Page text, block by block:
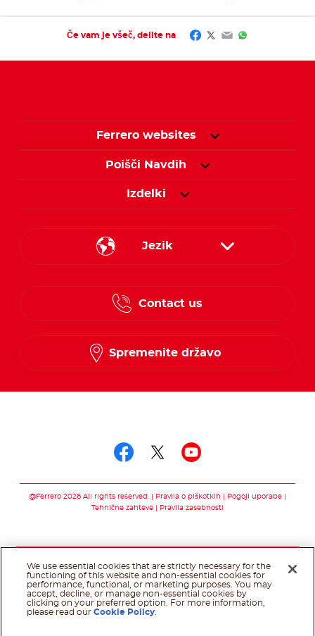
Če vam je všeč, delite na Facebook
Twitter
EmailWhatsApp
Ferrero websites
Poišči Navdih
Izdelki
Jezik
Contact us
Spremenite državo
@Ferrero 2026 All rights reserved. Pravila o piškotkih
Pogoji uporabe
Tehnične zahteve
Pravila zasebnosti
We use essential cookies that are strictly necessary for the
functioning of this website and non-essential cookies for
performance, functional, or marketing purposes. You may
accept, decline, or manage non-essential cookies by
clicking on your preferred option. For more information,
please read ourCookie Policy